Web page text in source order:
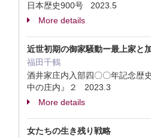
日本歴史900号 2023.5
More details
近世初期の御家騒動ー最上家と
福田千鶴
酒井家庄内入部四〇〇年記念歴
中の庄内』２ 2023.3
More details
女たちの生き残り戦略